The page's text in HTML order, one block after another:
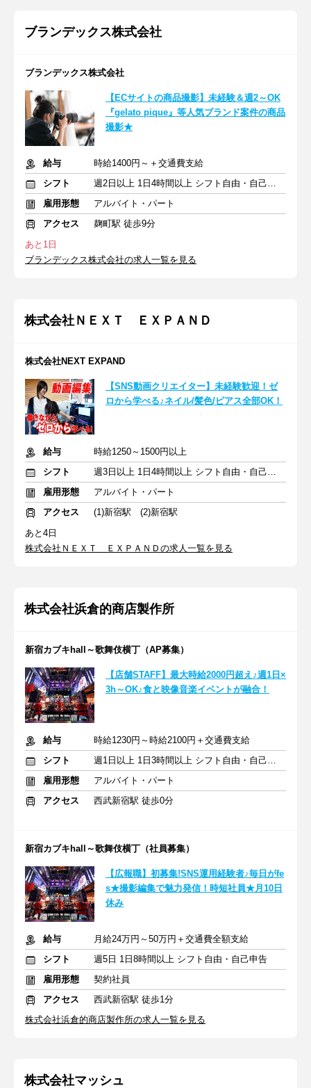
ブランデックス株式会社
ブランデックス株式会社
【ECサイトの商品撮影】未経験＆週2～OK
『gelato pique』等人気ブランド案件の商品
撮影★
給与
時給1400円～＋交通費支給
シフト
週2日以上 1日4時間以上 シフト自由・自己申告
雇用形態
アルバイト・パート
アクセス
麹町駅 徒歩9分
あと1日
ブランデックス株式会社の求人一覧を見る
株式会社ＮＥＸＴ ＥＸＰＡＮＤ
株式会社NEXT EXPAND
【SNS動画クリエイター】未経験歓迎！ゼ
ロから学べる♪ネイル/髪色/ピアス全部OK！
給与
時給1250～1500円以上
シフト
週3日以上 1日4時間以上 シフト自由・自己申告
雇用形態
アルバイト・パート
アクセス
(1)新宿駅 (2)新宿駅
あと4日
株式会社ＮＥＸＴ ＥＸＰＡＮＤの求人一覧を見る
株式会社浜倉的商店製作所
新宿カブキhall～歌舞伎横丁（AP募集）
【店舗STAFF】最大時給2000円超え♪週1日×
3h～OK♪食と映像音楽イベントが融合！
給与
時給1230円～時給2100円＋交通費支給
シフト
週1日以上 1日3時間以上 シフト自由・自己申告
雇用形態
アルバイト・パート
アクセス
西武新宿駅 徒歩0分
新宿カブキhall～歌舞伎横丁（社員募集）
【広報職】初募集!SNS運用経験者♪毎日がfe
s★撮影編集で魅力発信！時短社員★月10日
休み
給与
月給24万円～50万円＋交通費全額支給
シフト
週5日 1日8時間以上 シフト自由・自己申告
雇用形態
契約社員
アクセス
西武新宿駅 徒歩1分
株式会社浜倉的商店製作所の求人一覧を見る
株式会社マッシュ